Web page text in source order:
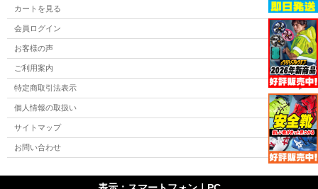
カートを見る
会員ログイン
お客様の声
ご利用案内
特定商取引法表示
個人情報の取扱い
サイトマップ
お問い合わせ